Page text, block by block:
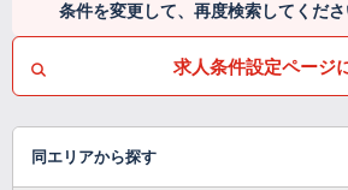
条件を変更して、再度検索してくださ
求人条件設定ページ
同エリアから探す